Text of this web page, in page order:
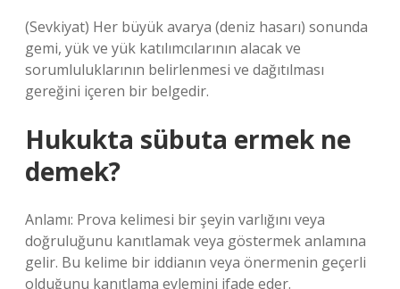
(Sevkiyat) Her büyük avarya (deniz hasarı) sonunda
gemi, yük ve yük katılımcılarının alacak ve
sorumluluklarının belirlenmesi ve dağıtılması
gereğini içeren bir belgedir.
Hukukta sübuta ermek ne
demek?
Anlamı: Prova kelimesi bir şeyin varlığını veya
doğruluğunu kanıtlamak veya göstermek anlamına
gelir. Bu kelime bir iddianın veya önermenin geçerli
olduğunu kanıtlama eylemini ifade eder.